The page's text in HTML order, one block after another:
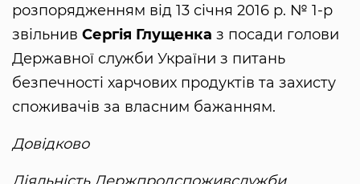
розпорядженням від 13 січня 2016 р. № 1-р
звільнив Сергія Глущенка з посади голови
Державної служби України з питань
безпечності харчових продуктів та захисту
споживачів за власним бажанням.
Довідково
Діяльність Держпродспоживслужби